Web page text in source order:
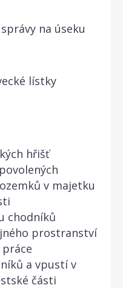
na úseku
lístky
hřišť
v majetku
chodníků
prostranství
a vpustí v
části